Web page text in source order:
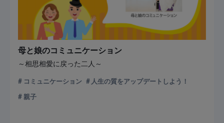
母と娘のコミュニケーション
～相思相愛に戻った二人～
コミュニケーション
人生の質をアップデートしよう！
親子